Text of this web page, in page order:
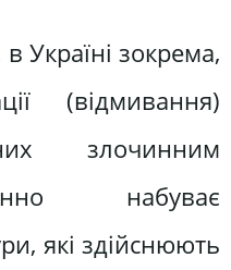
Україні зокрема,
(відмивання)
злочинним
набуває
які здійснюють